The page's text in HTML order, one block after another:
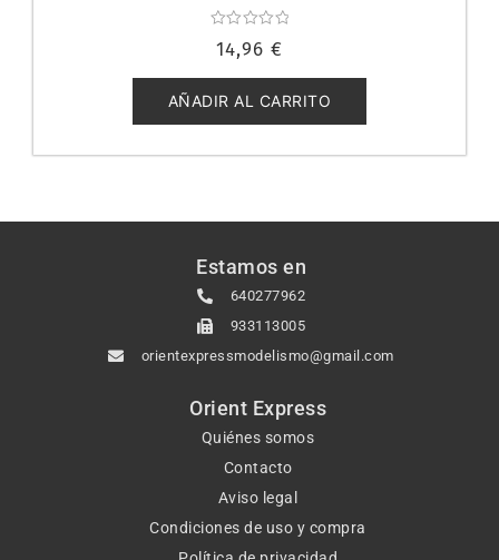
con
de
5
14,96 €
AÑADIR AL CARRITO
Estamos en
640277962
933113005
orientexpressmodelismo@gmail.com
Orient Express
Quiénes somos
Contacto
Aviso legal
Condiciones de uso y compra